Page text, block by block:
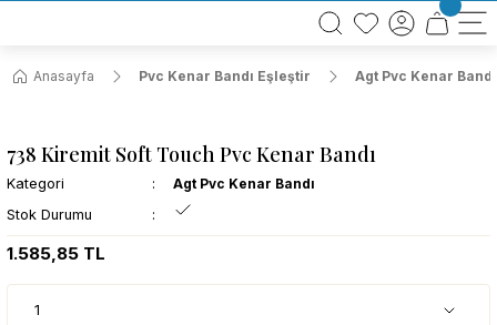
BÜTÜN ALIŞVERİŞLERİNİZDE KARGO BEDAVA!
TÜRKİYE GENELİNDE 10.000 MÜŞTERİ REFERANSI
Anasayfa
Pvc Kenar Bandı Eşleştir Agt Pvc Kenar Bandı
738 Kiremit Soft Touch Pvc Kenar Bandı
Kategori
Agt Pvc Kenar Bandı
Stok Durumu
1.585,85 TL